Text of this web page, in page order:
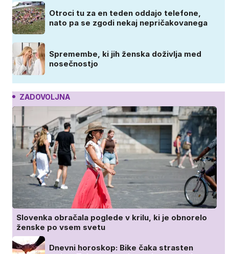
Otroci tu za en teden oddajo telefone,
nato pa se zgodi nekaj nepričakovanega
Spremembe, ki jih ženska doživlja med
nosečnostjo
ZADOVOLJNA
Slovenka obračala poglede v krilu, ki je obnorelo
ženske po vsem svetu
Dnevni horoskop: Bike čaka strasten